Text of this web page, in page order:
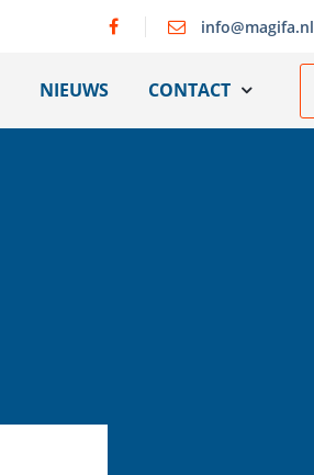
info@magifa.nl
NIEUWS CONTACT